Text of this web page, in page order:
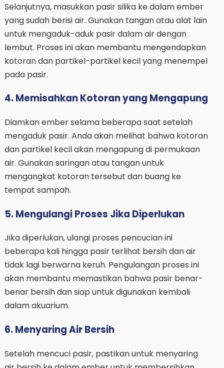
Selanjutnya, masukkan pasir silika ke dalam ember
yang sudah berisi air. Gunakan tangan atau alat lain
untuk mengaduk-aduk pasir dalam air dengan
lembut. Proses ini akan membantu mengendapkan
kotoran dan partikel-partikel kecil yang menempel
pada pasir.
4. Memisahkan Kotoran yang Mengapung
Diamkan ember selama beberapa saat setelah
mengaduk pasir. Anda akan melihat bahwa kotoran
dan partikel kecil akan mengapung di permukaan
air. Gunakan saringan atau tangan untuk
mengangkat kotoran tersebut dan buang ke
tempat sampah.
5. Mengulangi Proses Jika Diperlukan
Jika diperlukan, ulangi proses pencucian ini
beberapa kali hingga pasir terlihat bersih dan air
tidak lagi berwarna keruh. Pengulangan proses ini
akan membantu memastikan bahwa pasir benar-
benar bersih dan siap untuk digunakan kembali
dalam akuarium.
6. Menyaring Air Bersih
Setelah mencuci pasir, pastikan untuk menyaring